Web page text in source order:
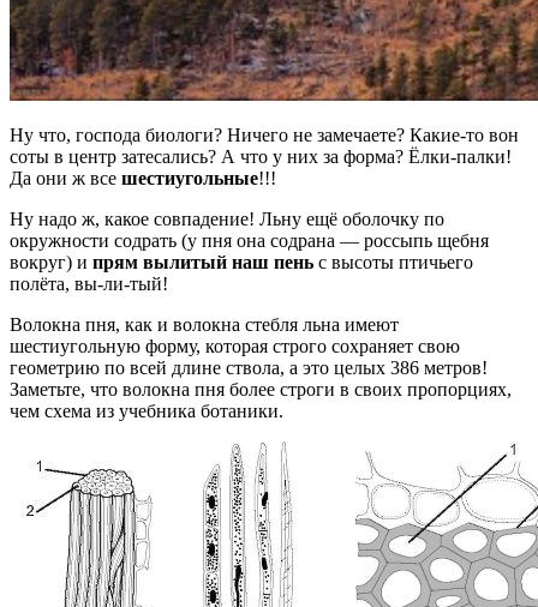
Ну что, господа биологи? Ничего не замечаете? Какие-то вон
соты в центр затесались? А что у них за форма? Ёлки-палки!
Да они ж все шестиугольные!!!
Ну надо ж, какое совпадение! Льну ещё оболочку по
окружности содрать (у пня она содрана — россыпь щебня
вокруг) и прям вылитый наш пень с высоты птичьего
полёта, вы-ли-тый!
Волокна пня, как и волокна стебля льна имеют
шестиугольную форму, которая строго сохраняет свою
геометрию по всей длине ствола, а это целых 386 метров!
Заметьте, что волокна пня более строги в своих пропорциях,
чем схема из учебника ботаники.